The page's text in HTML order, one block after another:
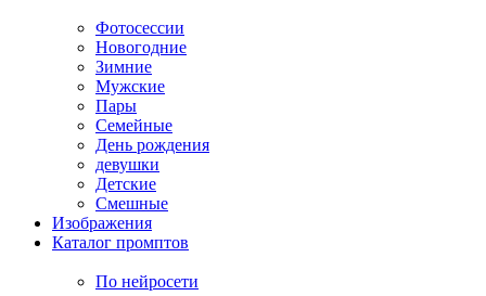
Фотосессии
Новогодние
Зимние
Мужские
Пары
Семейные
День рождения
девушки
Детские
Смешные
Изображения
Каталог промптов
По нейросети